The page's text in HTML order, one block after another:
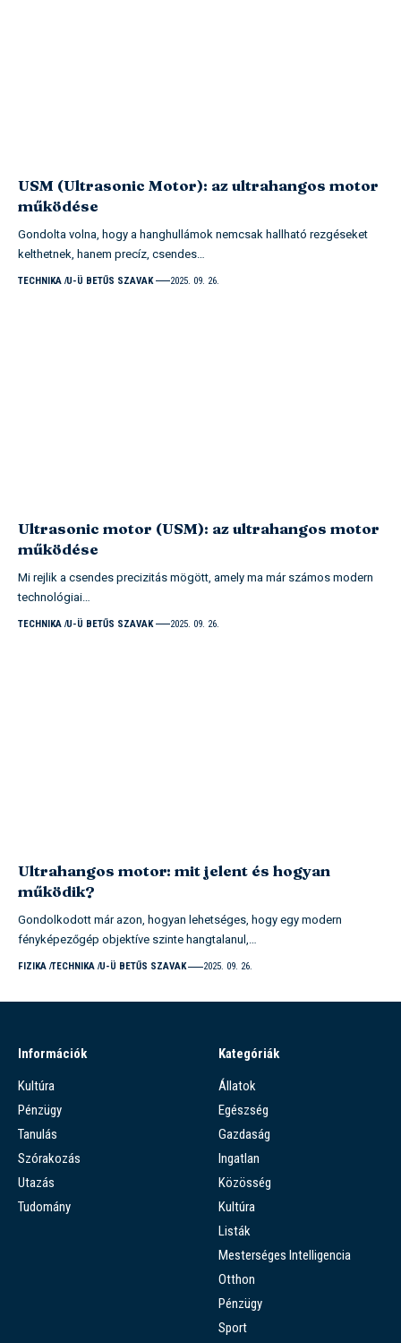
USM (Ultrasonic Motor): az ultrahangos motor
működése
Gondolta volna, hogy a hanghullámok nemcsak hallható rezgéseket
kelthetnek, hanem precíz, csendes…
TECHNIKA U-Ü BETŰS SZAVAK 2025. 09. 26.
Ultrasonic motor (USM): az ultrahangos motor
működése
Mi rejlik a csendes precizitás mögött, amely ma már számos modern
technológiai…
TECHNIKA U-Ü BETŰS SZAVAK 2025. 09. 26.
Ultrahangos motor: mit jelent és hogyan
működik?
Gondolkodott már azon, hogyan lehetséges, hogy egy modern
fényképezőgép objektíve szinte hangtalanul,…
FIZIKA TECHNIKA U-Ü BETŰS SZAVAK 2025. 09. 26.
Információk
Kultúra
Pénzügy
Tanulás
Szórakozás
Utazás
Tudomány
Kategóriák
Állatok
Egészség
Gazdaság
Ingatlan
Közösség
Kultúra
Listák
Mesterséges Intelligencia
Otthon
Pénzügy
Sport